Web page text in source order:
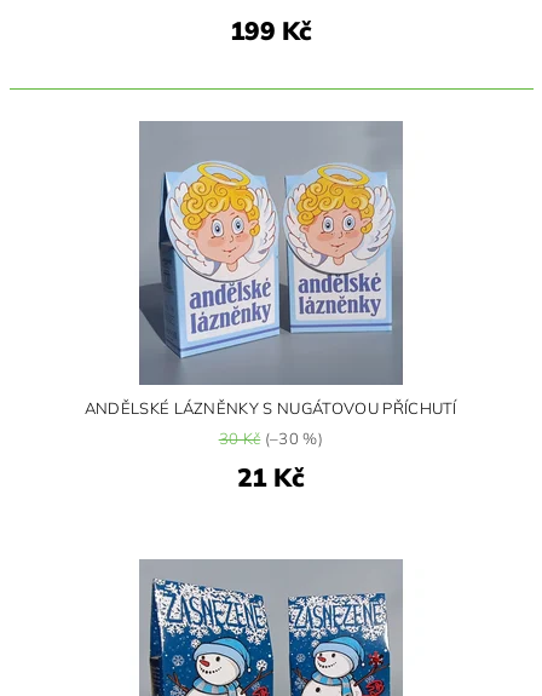
199 Kč
ANDĚLSKÉ LÁZNĚNKY S NUGÁTOVOU PŘÍCHUTÍ
30 Kč(–30 %)
21 Kč